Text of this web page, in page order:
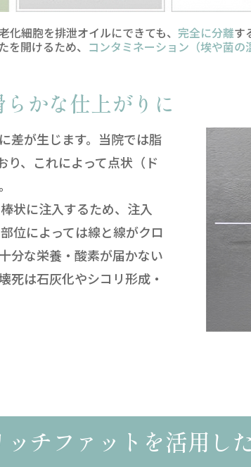
細胞を排泄オイルにできても、 完全に分離す
開けるため、 コンタミネーション（埃や菌の
かな仕上がりに
差が生じます。当院では脂
、これによって点状（ド
状に注入するため、注入
位によっては線と線がクロ
分な栄養・酸素が届かない
死は石灰化やシコリ形成・
ッチファットを活用し